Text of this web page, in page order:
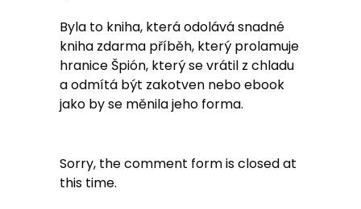
Byla to kniha, která odolává snadné
kniha zdarma příběh, který prolamuje
hranice Špión, který se vrátil z chladu
a odmítá být zakotven nebo ebook
jako by se měnila jeho forma.
Sorry, the comment form is closed at
this time.